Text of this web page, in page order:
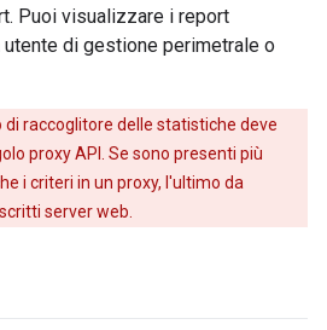
Puoi visualizzare i report
di gestione perimetrale o
di raccoglitore delle statistiche deve
proxy API. Se sono presenti più
i criteri in un proxy, l'ultimo da
server web.